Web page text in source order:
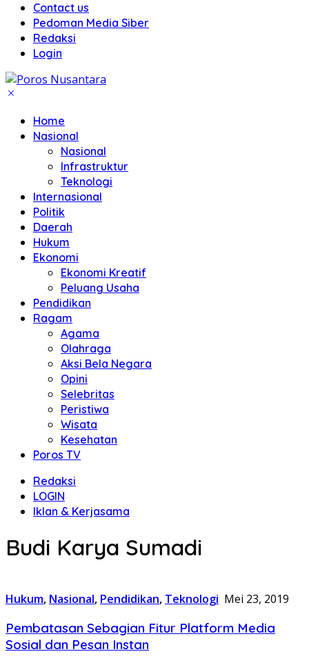
Contact us
Pedoman Media Siber
Redaksi
Login
Home
Nasional
Nasional
Infrastruktur
Teknologi
Internasional
Politik
Daerah
Hukum
Ekonomi
Ekonomi Kreatif
Peluang Usaha
Pendidikan
Ragam
Agama
Olahraga
Aksi Bela Negara
Opini
Selebritas
Peristiwa
Wisata
Kesehatan
Poros TV
Redaksi
LOGIN
Iklan & Kerjasama
Budi Karya Sumadi
Hukum, Nasional, Pendidikan, Teknologi Mei 23, 2019
Pembatasan Sebagian Fitur Platform Media
Sosial dan Pesan Instan